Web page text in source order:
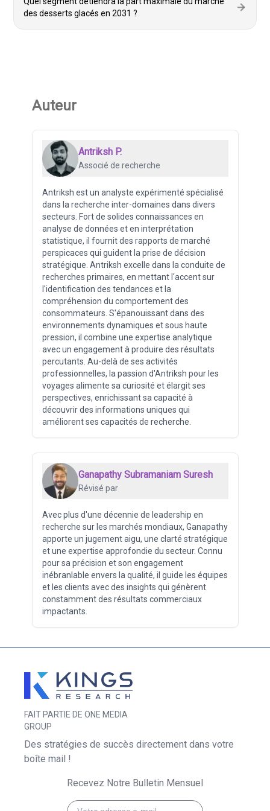
des desserts glacés en 2031 ?
Auteur
Antriksh P.
Associé de recherche
Antriksh est un analyste expérimenté spécialisé
dans la recherche inter-domaines dans divers
secteurs. Fort de solides connaissances en
analyse de données et en interprétation
statistique, il fournit des rapports de marché
perspicaces qui guident la prise de décision
stratégique. Antriksh excelle dans la conduite de
recherches primaires, en mettant l'accent sur
l'identification des tendances et la
compréhension du comportement des
consommateurs. S'épanouissant dans des
environnements dynamiques et sous haute
pression, il combine une expertise analytique
avec un engagement à produire des résultats
percutants. Au-delà de ses activités
professionnelles, la passion d'Antriksh pour les
voyages alimente sa curiosité et élargit ses
perspectives, enrichissant sa capacité à
découvrir des informations uniques qui
améliorent ses capacités de recherche.
Ganapathy Subramaniam Suresh
Révisé par
Avec plus d'une décennie de leadership en
recherche sur les marchés mondiaux, Ganapathy
apporte un jugement aigu, une clarté stratégique
et une expertise approfondie du secteur. Connu
pour sa précision et son engagement
inébranlable envers la qualité, il guide les équipes
et les clients avec des insights qui génèrent
constamment des résultats commerciaux
impactants.
FAIT PARTIE DE ONE MEDIA
GROUP
Des stratégies de succès directement dans votre
boîte mail !
Recevez Notre Bulletin Mensuel